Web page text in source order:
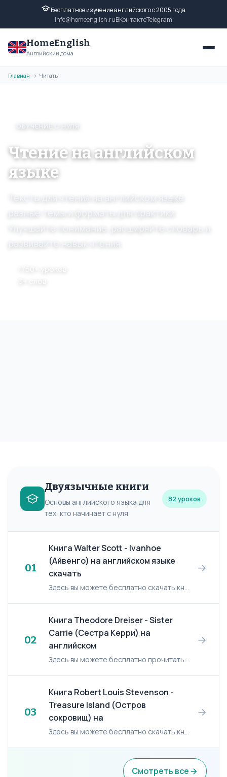
Бесплатное изучение английского с 2005 года
info@homeenglish.ruВКонтактеTelegram
HomeEnglish
Английский дома
Главная → Читать
ОБУЧЕНИЕ С НУЛЯ
Чтение на английском
языке
Тексты для чтения на английском языке:
разные темы и форматы для практики.
Улучшайте понимание, расширяйте словарь и
развивайте навык чтения.
1750+ уроков
Двуязычные книги
Основы английского языка для
тех, кто начинает с нуля
82 уроков
01
Книга Walter Scott - Ivanhoe
(Айвенго) на английском языке
скачать
Здесь вы можете бесплатно скачать книгу: Walter Scott "Ivanhoe". Книга удалена по требованию правобладателей. Если возникли проблемы при скачивании или открытии файла, вам сюда>>>
→
02
Книга Theodore Dreiser - Sister
Carrie (Сестра Керри) на
английском
Здесь вы можете бесплатно прочитать книгу: Theodore Dreiser "Sister Carrie". Скачать в формате FB2 (316 КБ) Скачать в формате EPUB (452 КБ) Скачать в формате TXT (280 КБ) Если возникли проблем...
→
03
Книга Robert Louis Stevenson -
Treasure Island (Остров
сокровищ) на
Здесь вы можете бесплатно скачать книгу: Robert Louis Stevenson "Treasure Island". Книга удалена по требованию правобладателей. Если возникли проблемы при скачивании или открытии файла, вам с...
→
Смотреть все